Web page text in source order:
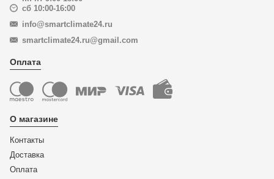
сб 10:00-16:00
info@smartclimate24.ru
smartclimate24.ru@gmail.com
Оплата
О магазине
Контакты
Доставка
Оплата